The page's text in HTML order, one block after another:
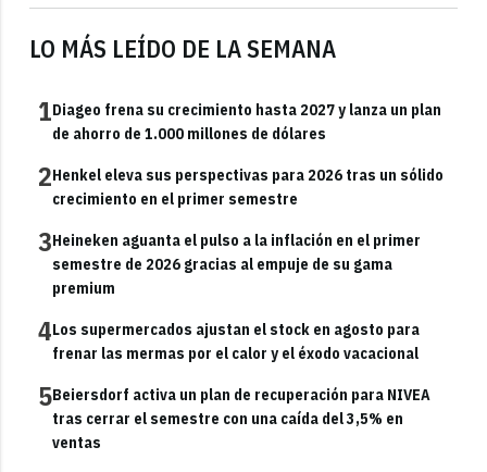
LO MÁS LEÍDO DE LA SEMANA
1Diageo frena su crecimiento hasta 2027 y lanza un plan
de ahorro de 1.000 millones de dólares
2Henkel eleva sus perspectivas para 2026 tras un sólido
crecimiento en el primer semestre
3Heineken aguanta el pulso a la inflación en el primer
semestre de 2026 gracias al empuje de su gama
premium
4Los supermercados ajustan el stock en agosto para
frenar las mermas por el calor y el éxodo vacacional
5Beiersdorf activa un plan de recuperación para NIVEA
tras cerrar el semestre con una caída del 3,5% en
ventas